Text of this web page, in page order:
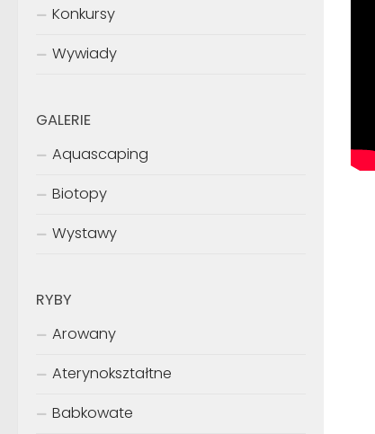
Konkursy
Wywiady
GALERIE
Aquascaping
Biotopy
Wystawy
RYBY
Arowany
Aterynokształtne
Babkowate